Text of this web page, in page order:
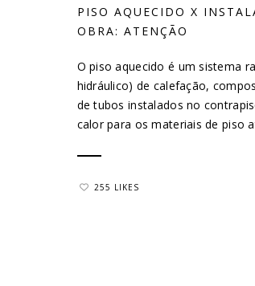
PISO AQUECIDO X
OBRA: ATENÇÃO
O piso aquecido é um sistema
hidráulico) de calefação,
de tubos instalados no
calor para os materiais de piso
255 LIKES